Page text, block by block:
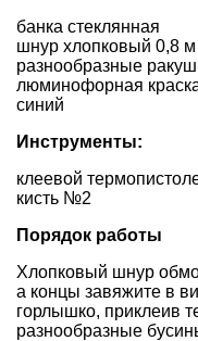
банка стеклянная
шнур хлопковый 0,8 м
разнообразные
люминофорная
синий
Инструменты:
клеевой
кисть №2
Порядок работы
Хлопковый шнур
а концы завяжите в
горлышко, приклеив
разнообразные